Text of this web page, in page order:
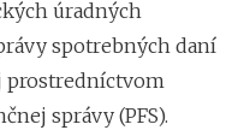
úradných
spotrebných daní
prostredníctvom
správy (PFS).